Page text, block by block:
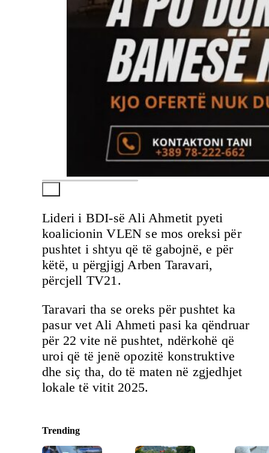
Lideri i BDI-së Ali Ahmetit pyeti
koalicionin VLEN se mos oreksi për
pushtet i shtyu që të gabojnë, e për
këtë, u përgjigj Arben Taravari,
përcjell TV21.
Taravari tha se oreks për pushtet ka
pasur vet Ali Ahmeti pasi ka qëndruar
për 22 vite në pushtet, ndërkohë që
uroi që të jenë opozitë konstruktive
dhe siç tha, do të maten në zgjedhjet
lokale të vitit 2025.
Trending